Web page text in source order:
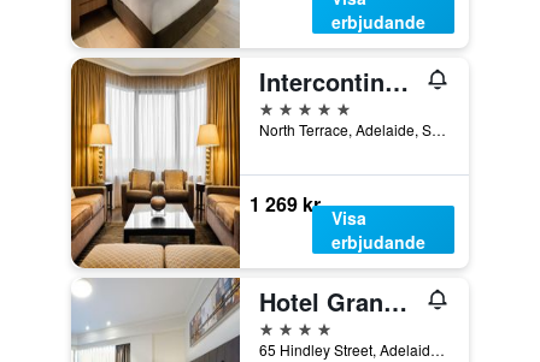
erbjudande
Intercontinental Hotels Adelaide By IHG
5 stjärnor
North Terrace, Adelaide, SA, Australien
1 269 kr
Visa
erbjudande
Hotel Grand Chancellor Adelaide
4 stjärnor
65 Hindley Street, Adelaide, SA, Australien